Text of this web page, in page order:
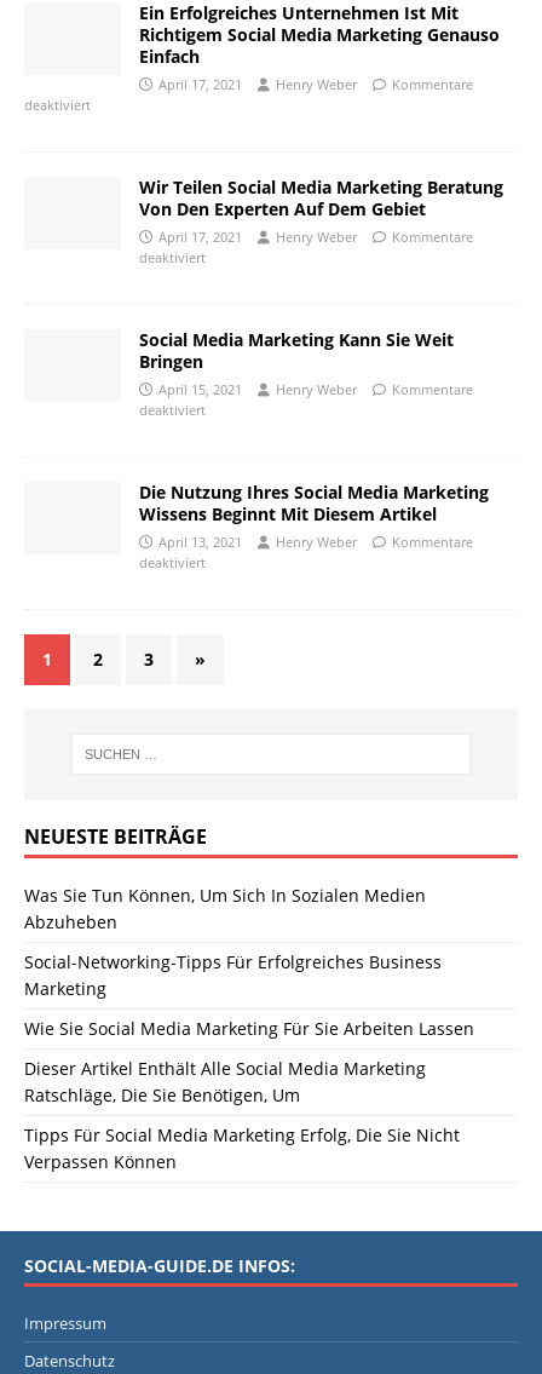
Ein Erfolgreiches Unternehmen Ist Mit
Richtigem Social Media Marketing Genauso
Einfach
April 17, 2021 Henry Weber
Kommentare
deaktiviert
Wir Teilen Social Media Marketing Beratung
Von Den Experten Auf Dem Gebiet
April 17, 2021 Henry Weber
Kommentare
deaktiviert
Social Media Marketing Kann Sie Weit
Bringen
April 15, 2021 Henry Weber
Kommentare
deaktiviert
Die Nutzung Ihres Social Media Marketing
Wissens Beginnt Mit Diesem Artikel
April 13, 2021 Henry Weber
Kommentare
deaktiviert
1 2 3 »
NEUESTE BEITRÄGE
Was Sie Tun Können, Um Sich In Sozialen Medien
Abzuheben
Social-Networking-Tipps Für Erfolgreiches Business
Marketing
Wie Sie Social Media Marketing Für Sie Arbeiten Lassen
Dieser Artikel Enthält Alle Social Media Marketing
Ratschläge, Die Sie Benötigen, Um
Tipps Für Social Media Marketing Erfolg, Die Sie Nicht
Verpassen Können
SOCIAL-MEDIA-GUIDE.DE INFOS:
Impressum
Datenschutz